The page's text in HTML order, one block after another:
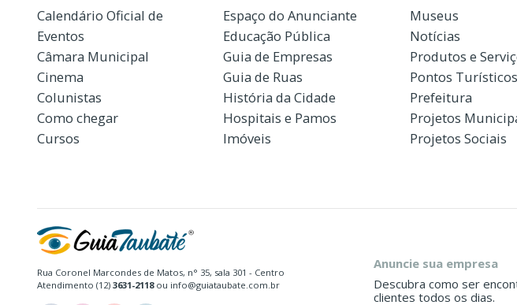
Calendário Oficial de
Eventos
Câmara Municipal
Cinema
Colunistas
Como chegar
Cursos
Espaço do Anunciante
Educação Pública
Guia de Empresas
Guia de Ruas
História da Cidade
Hospitais e Pamos
Imóveis
Museus
Notícias
Produtos e
Pontos Turísticos
Prefeitura
Projetos
Projetos Sociais
Rua Coronel Marcondes de Matos, n° 35, sala 301 - Centro
Atendimento (12) 3631-2118ou info@guiataubate.com.br
Anuncie sua empresa
Descubra como ser
clientes todos os dias.